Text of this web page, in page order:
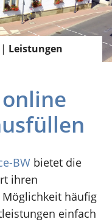
| Leistungen
BW bietet die
ihren
häufig
einfach